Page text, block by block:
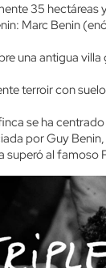
35 hectáreas
Marc Benin
una antigua
terroir con
se ha
por Guy
superó al famoso